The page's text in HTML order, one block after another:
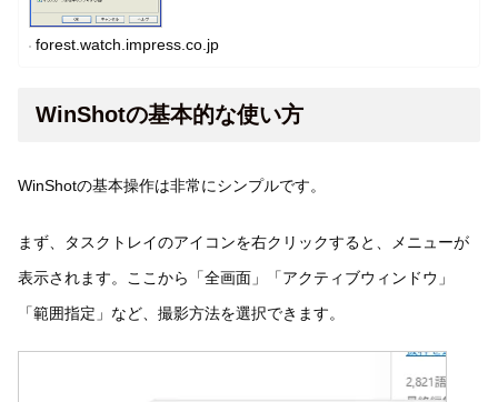
forest.watch.impress.co.jp
WinShotの基本的な使い方
WinShotの基本操作は非常にシンプルです。
まず、タスクトレイのアイコンを右クリックすると、メニューが
表示されます。ここから「全画面」「アクティブウィンドウ」
「範囲指定」など、撮影方法を選択できます。